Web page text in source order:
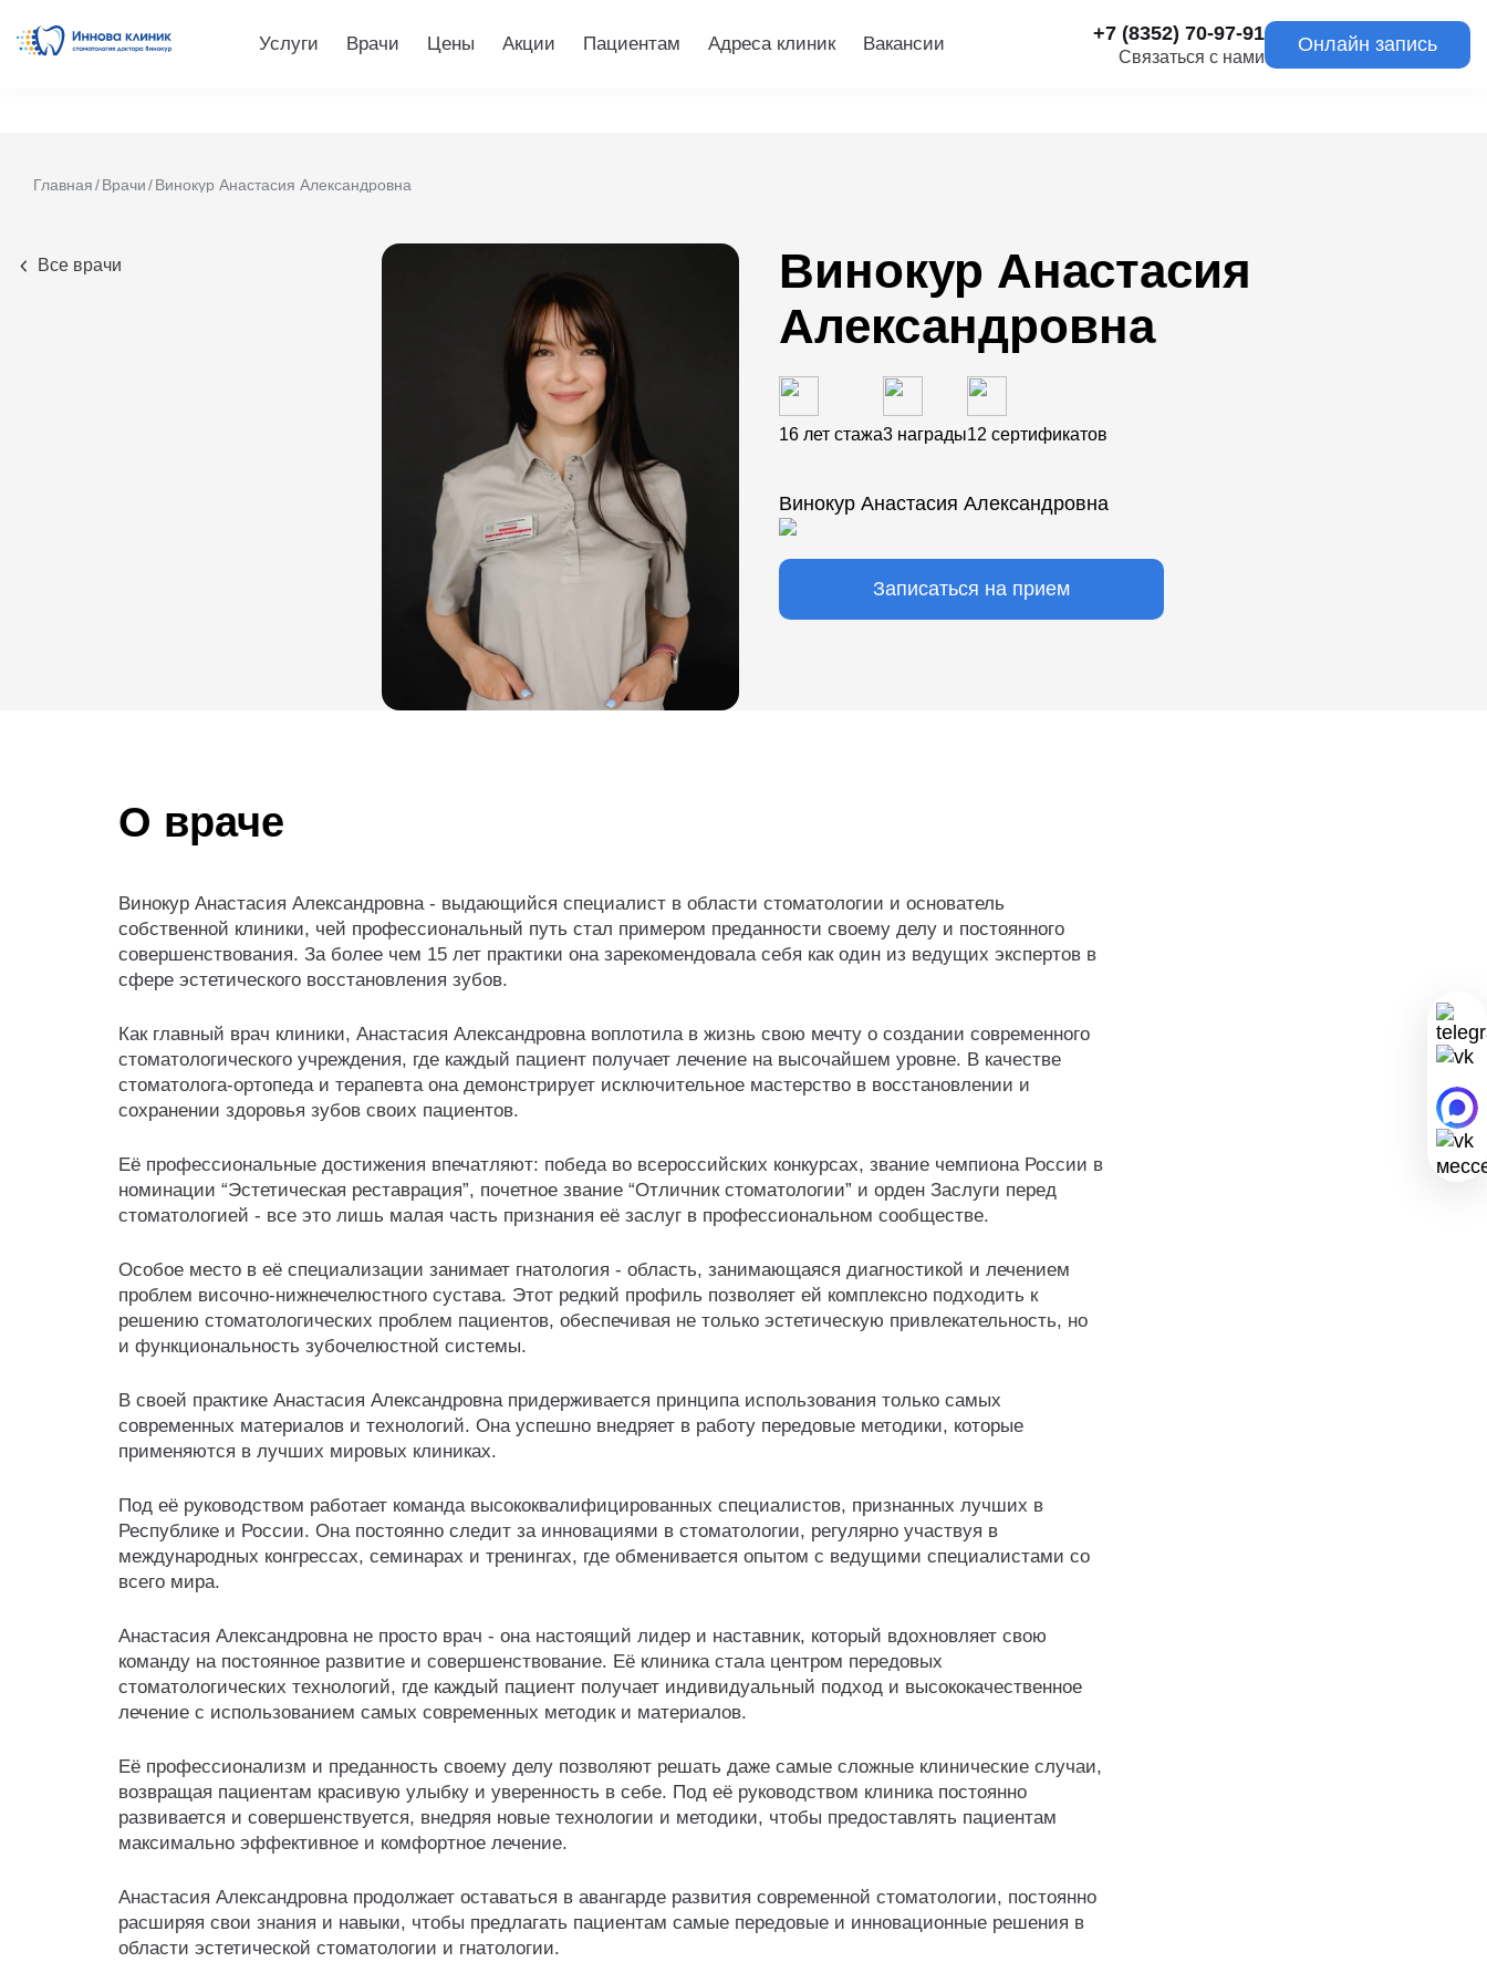
Услуги Врачи Цены Акции Пациентам Адреса клиник Вакансии +7 (8352) 70-97-91
Связаться с нами
Онлайн запись
Главная Врачи Винокур Анастасия Александровна
Все врачи
Винокур Анастасия
Александровна
16 лет стажа3 награды12 сертификатов
Винокур Анастасия Александровна
Записаться на прием
О враче
Винокур Анастасия Александровна - выдающийся специалист в области стоматологии и основатель
собственной клиники, чей профессиональный путь стал примером преданности своему делу и постоянного
совершенствования. За более чем 15 лет практики она зарекомендовала себя как один из ведущих экспертов в
сфере эстетического восстановления зубов.
Как главный врач клиники, Анастасия Александровна воплотила в жизнь свою мечту о создании современного
стоматологического учреждения, где каждый пациент получает лечение на высочайшем уровне. В качестве
стоматолога-ортопеда и терапевта она демонстрирует исключительное мастерство в восстановлении и
сохранении здоровья зубов своих пациентов.
Её профессиональные достижения впечатляют: победа во всероссийских конкурсах, звание чемпиона России в
номинации “Эстетическая реставрация”, почетное звание “Отличник стоматологии” и орден Заслуги перед
стоматологией - все это лишь малая часть признания её заслуг в профессиональном сообществе.
Особое место в её специализации занимает гнатология - область, занимающаяся диагностикой и лечением
проблем височно-нижнечелюстного сустава. Этот редкий профиль позволяет ей комплексно подходить к
решению стоматологических проблем пациентов, обеспечивая не только эстетическую привлекательность, но
и функциональность зубочелюстной системы.
В своей практике Анастасия Александровна придерживается принципа использования только самых
современных материалов и технологий. Она успешно внедряет в работу передовые методики, которые
применяются в лучших мировых клиниках.
Под её руководством работает команда высококвалифицированных специалистов, признанных лучших в
Республике и России. Она постоянно следит за инновациями в стоматологии, регулярно участвуя в
международных конгрессах, семинарах и тренингах, где обменивается опытом с ведущими специалистами со
всего мира.
Анастасия Александровна не просто врач - она настоящий лидер и наставник, который вдохновляет свою
команду на постоянное развитие и совершенствование. Её клиника стала центром передовых
стоматологических технологий, где каждый пациент получает индивидуальный подход и высококачественное
лечение с использованием самых современных методик и материалов.
Её профессионализм и преданность своему делу позволяют решать даже самые сложные клинические случаи,
возвращая пациентам красивую улыбку и уверенность в себе. Под её руководством клиника постоянно
развивается и совершенствуется, внедряя новые технологии и методики, чтобы предоставлять пациентам
максимально эффективное и комфортное лечение.
Анастасия Александровна продолжает оставаться в авангарде развития современной стоматологии, постоянно
расширяя свои знания и навыки, чтобы предлагать пациентам самые передовые и инновационные решения в
области эстетической стоматологии и гнатологии.